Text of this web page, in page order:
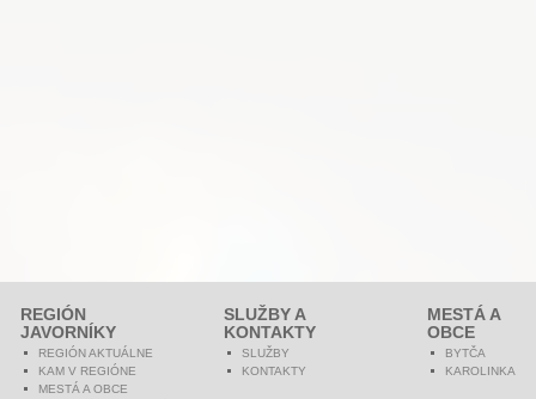
REGIÓN
JAVORNÍKY
REGIÓN AKTUÁLNE
KAM V REGIÓNE
MESTÁ A OBCE
SLUŽBY A
KONTAKTY
SLUŽBY
KONTAKTY
MESTÁ A
OBCE
BYTČA
KAROLINKA